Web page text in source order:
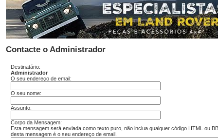
Contacte o Administrador
Destinatário:
Administrador
O seu endereço de email:
O seu nome:
Assunto:
Corpo da Mensagem:
Esta mensagem será enviada como texto puro, não inclua qualquer código HTML ou
desta mensagem é o seu endereço de email.